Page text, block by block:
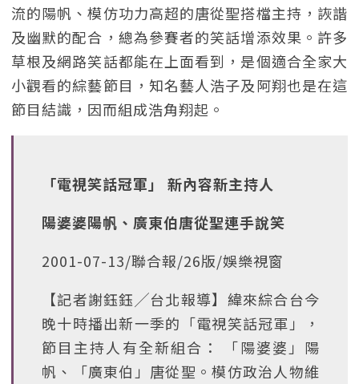
流的陽帆、模仿功力高超的唐從聖搭檔主持，詼諧
及幽默的配合，總為參賽者的笑話增添效果。許多
草根及網路笑話都能在上面看到，是個適合全家大
小觀看的綜藝節目，知名藝人浩子及阿翔也是在這
節目結識，因而組成浩角翔起。
「電視笑話冠軍」 新內容新主持人
陽婆婆陽帆、廣東伯唐從聖連手說笑
2001-07-13/聯合報/26版/娛樂視窗
【記者謝鈺鈺╱台北報導】緯來綜合台今
晚十時播出新一季的「電視笑話冠軍」，
節目主持人有全新組合： 「陽婆婆」陽
帆、「廣東伯」唐從聖。模仿政治人物維